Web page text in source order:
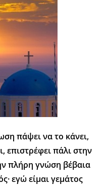
πάψει να το κάνει,
επιστρέφει πάλι στην
πλήρη γνώση βέβαια
εγώ είμαι γεμάτος